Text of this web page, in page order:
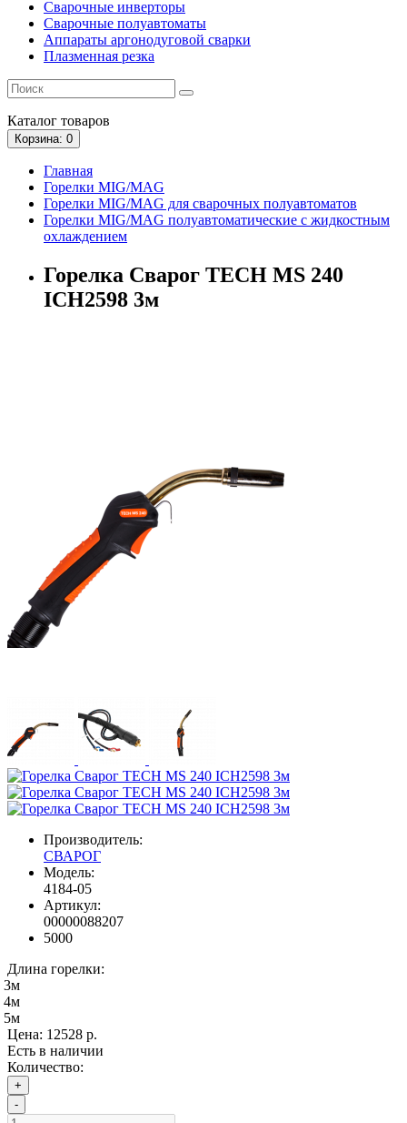
Сварочные инверторы
Сварочные полуавтоматы
Аппараты аргонодуговой сварки
Плазменная резка
Каталог товаров
Корзина: 0
Главная
Горелки MIG/MAG
Горелки MIG/MAG для сварочных полуавтоматов
Горелки MIG/MAG полуавтоматические с жидкостным
охлаждением
Горелка Сварог TECH MS 240
ICH2598 3м
Производитель:
СВАРОГ
Модель:
4184-05
Артикул:
00000088207
5000
Длина горелки:
3м
4м
5м
Цена: 12528 р.
Есть в наличии
Количество:
+
-